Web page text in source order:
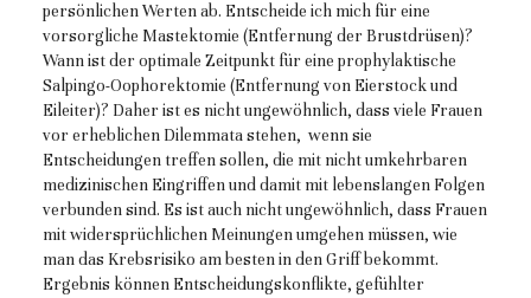
persönlichen Werten ab. Entscheide ich mich für eine
vorsorgliche Mastektomie (Entfernung der Brustdrüsen)?
Wann ist der optimale Zeitpunkt für eine prophylaktische
Salpingo-Oophorektomie (Entfernung von Eierstock und
Eileiter)? Daher ist es nicht ungewöhnlich, dass viele Frauen
vor erheblichen Dilemmata stehen, wenn sie
Entscheidungen treffen sollen, die mit nicht umkehrbaren
medizinischen Eingriffen und damit mit lebenslangen Folgen
verbunden sind. Es ist auch nicht ungewöhnlich, dass Frauen
mit widersprüchlichen Meinungen umgehen müssen, wie
man das Krebsrisiko am besten in den Griff bekommt.
Ergebnis können Entscheidungskonflikte, gefühlter